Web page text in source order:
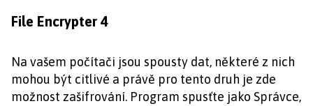
File Encrypter 4
Na vašem počítači jsou spousty dat, některé z nich
mohou být citlivé a právě pro tento druh je zde
možnost zašifrování. Program spusťte jako Správce,